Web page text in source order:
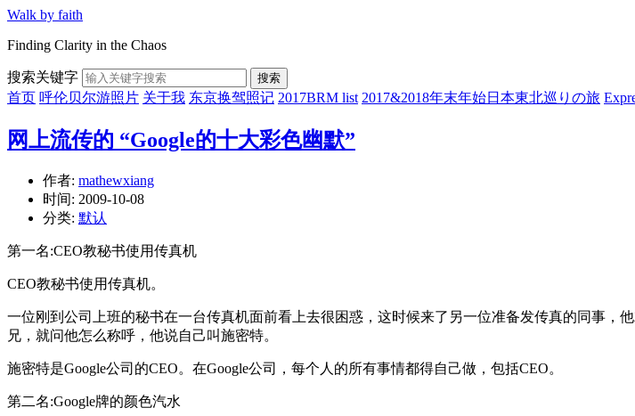
Walk by faith
Finding Clarity in the Chaos
搜索关键字 搜索
首页 呼伦贝尔游照片 关于我 东京换驾照记 2017BRM list 2017&2018年末年始日本東北巡りの旅
网上流传的 “Google的十大彩色幽默”
作者: mathewxiang
时间: 2009-10-08
分类: 默认
第一名:CEO教秘书使用传真机
CEO教秘书使用传真机。
一位刚到公司上班的秘书在一台传真机面前看上去很困惑，这时候来了另一位准备发传真的同事
兄，就问他怎么称呼，他说自己叫施密特。
施密特是Google公司的CEO。在Google公司，每个人的所有事情都得自己做，包括CEO。
第二名:Google牌的颜色汽水